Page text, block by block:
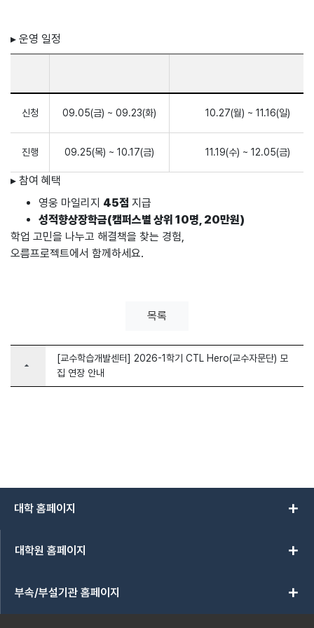
▸ 운영 일정
신청 09.05(금) ~ 09.23(화) 10.27(월) ~ 11.16(일)
진행 09.25(목) ~ 10.17(금) 11.19(수) ~ 12.05(금)
▸ 참여 혜택
영웅 마일리지 45점 지급
성적향상장학금(캠퍼스별 상위 10명, 20만원)
학업 고민을 나누고 해결책을 찾는 경험,
오름프로젝트에서 함께하세요.
목록
arrow_drop_up
[교수학습개발센터] 2026-1학기 CTL Hero(교수자문단) 모
집 연장 안내
대학 홈페이지 add
대학원 홈페이지 add
부속/부설기관 홈페이지 add